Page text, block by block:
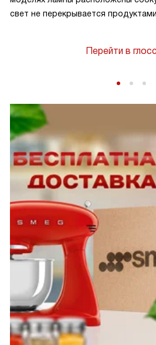
свет не перекрывается
Перейти в